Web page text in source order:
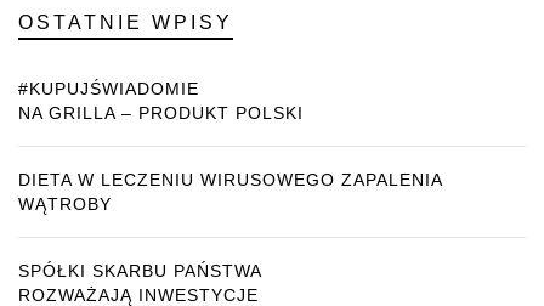
OSTATNIE WPISY
#KUPUJŚWIADOMIE
NA GRILLA – PRODUKT POLSKI
DIETA W LECZENIU WIRUSOWEGO ZAPALENIA
WĄTROBY
SPÓŁKI SKARBU PAŃSTWA
ROZWAŻAJĄ INWESTYCJE